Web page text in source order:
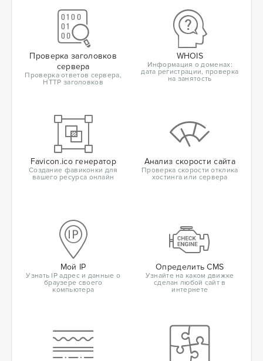
Проверка заголовков
сервера
Проверка ответов сервера,
HTTP заголовков
WHOIS
Информация о доменах:
дата регистрации, проверка
на занятость
Favicon.ico генератор
Создание фавиконки для
вашего ресурса онлайн
Анализ скорости сайта
Проверка скорости отклика
хостинга или сервера
Мой IP
Узнать IP адрес и данные о
браузере своего
компьютера
Определить CMS
Узнайте на каком движке
сделан любой сайт в
интернете